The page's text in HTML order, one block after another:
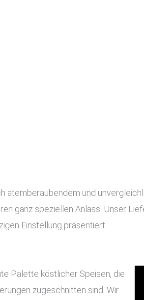
atemberaubendem und
ganz speziellen Anlass. Unser
Einstellung präsentiert.
Palette köstlicher Speisen, die
zugeschnitten sind. Wir